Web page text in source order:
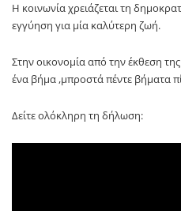
Η κοινωνία χρειάζεται τη
εγγύηση για μία καλύτερη ζωή.
Στην οικονομία από την έκθεση
ένα βήμα ,μπροστά πέντε βήματα
Δείτε ολόκληρη τη δήλωση: